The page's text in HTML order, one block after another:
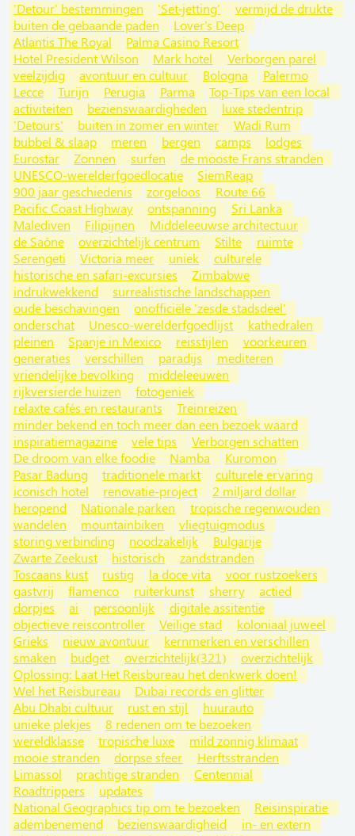
'Detour' bestemmingen 'Set-jetting'
vermijd de drukte
buiten de gebaande paden
Lover's Deep
Atlantis The Royal
Palma Casino Resort
Hotel President Wilson
Mark hotel
Verborgen parel
veelzijdig
avontuur en cultuur Bologna
Palermo
Lecce
Turijn Perugia Parma
Top-Tips van een local
activiteiten
bezienswaardigheden
luxe stedentrip
'Detours'
buiten in zomer en winter
Wadi Rum
bubbel & slaap
meren bergen camps
lodges
Eurostar
Zonnen surfen
de mooste Frans stranden
UNESCO-werelderfgoedlocatie
SiemReap
900 jaar geschiedenis
zorgeloos
Route 66
Pacific Coast Highway
ontspanning
Sri Lanka
Malediven
Filipijnen
Middeleeuwse architectuur
de Saône
overzichtelijk centrum Stilte
ruimte
Serengeti
Victoria meer uniek
culturele
historische en safari-excursies
Zimbabwe
indrukwekkend
surrealistische landschappen
oude beschavingen
onofficiële 'zesde stadsdeel'
onderschat
Unesco-werelderfgoedlijst
kathedralen
pleinen
Spanje in Mexico reisstijlen
voorkeuren
generaties
verschillen paradijs
mediteren
vriendelijke bevolking
middeleeuwen
rijkversierde huizen
fotogeniek
relaxte cafés en restaurants
Treinreizen
minder bekend en toch meer dan een bezoek waard
inspiratiemagazine
vele tips
Verborgen schatten
De droom van elke foodie
Namba
Kuromon
Pasar Badung
traditionele markt
culturele ervaring
iconisch hotel
renovatie-project
2 miljard dollar
heropend
Nationale parken
tropische regenwouden
wandelen
mountainbiken
vliegtuigmodus
storing verbinding
noodzakelijk
Bulgarije
Zwarte Zeekust
historisch
zandstranden
Toscaans kust
rustig la doce vita
voor rustzoekers
gastvrij
flamenco ruiterkunst sherry
actied
dorpjes
ai persoonlijk
digitale assitentie
objectieve reiscontroller
Veilige stad
koloniaal juweel
Grieks
nieuw avontuur
kernmerken en verschillen
smaken
budget overzichtelijk(321)
overzichtelijk
Oplossing: Laat Het Reisbureau het denkwerk doen!
Wel het Reisbureau
Dubai records en glitter
Abu Dhabi cultuur
rust en stijl
huurauto
unieke plekjes
8 redenen om te bezoeken
wereldklasse
tropische luxe
mild zonnig klimaat
mooie stranden
dorpse sfeer
Herftsstranden
Limassol
prachtige stranden
Centennial
Roadtrippers
updates
National Geographics tip om te bezoeken
Reisinspiratie
adembenemend
bezienswaardigheid
in- en extern